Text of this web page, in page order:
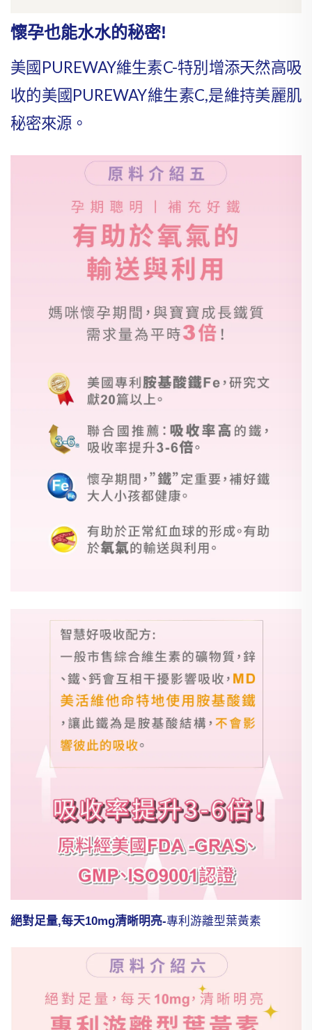
懷孕也能水水的秘密!
美國PUREWAY維生素C-特別增添天然高吸
收的美國PUREWAY維生素C,是維持美麗肌
秘密來源。
絕對足量,每天10mg清晰明亮-專利游離型葉黃素